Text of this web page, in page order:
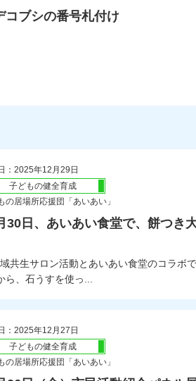
コブシの番号札付け
：2025年12月29日
子どもの健全育成
の居場所応援団「あいあい」
30日、あいあい食堂で、餅つき
共生サロン活動とあいあい食堂のコラボ
、石うすを使っ...
：2025年12月27日
子どもの健全育成
の居場所応援団「あいあい」